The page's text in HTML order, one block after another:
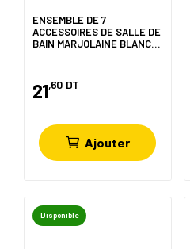
ENSEMBLE DE 7
ACCESSOIRES DE SALLE DE
BAIN MARJOLAINE BLANC
21,60 DT
Ajouter
Disponible